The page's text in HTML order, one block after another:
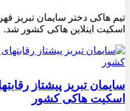
تیم هاکی دختر سایمان تبریز
اسکیت اینلاین هاکی کشور شد.
سایمان تبریز پیشتاز
اسکیت هاکی کشور